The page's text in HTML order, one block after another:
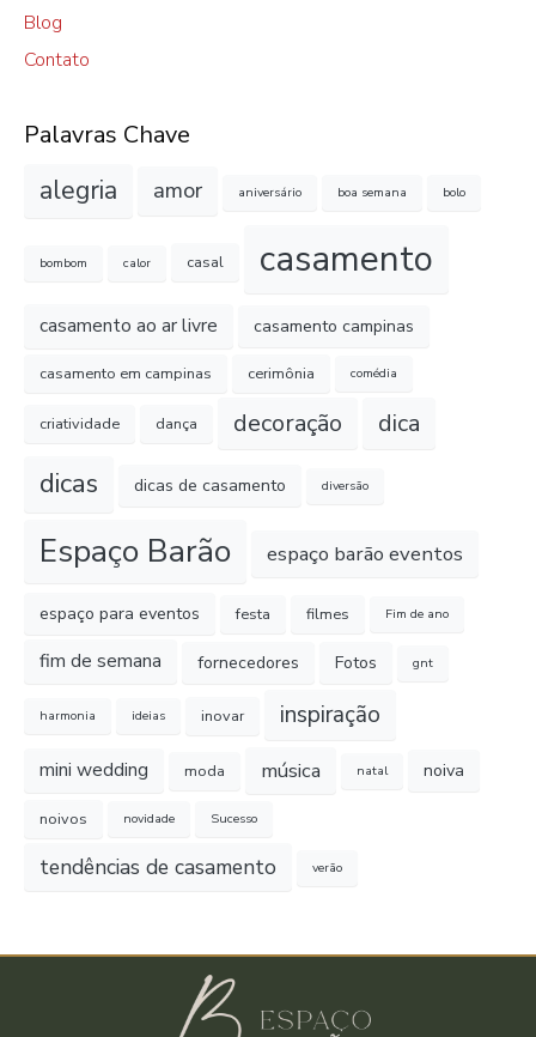
Blog
Contato
Palavras Chave
alegria amor aniversário boa semana bolo
bombom calor casal casamento
casamento ao ar livre casamento campinas
casamento em campinas cerimônia comédia
criatividade dança decoração dica
dicas dicas de casamento diversão
Espaço Barão espaço barão eventos
espaço para eventos festa filmes Fim de ano
fim de semana fornecedores Fotos gnt
harmonia ideias inovar inspiração
mini wedding moda música natal noiva
noivos novidade Sucesso
tendências de casamento verão